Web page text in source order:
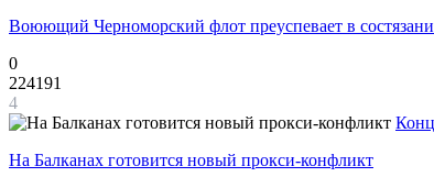
Воюющий Черноморский флот преуспевает в
0
224191
4
На Балканах готовится новый прокси-конфликт